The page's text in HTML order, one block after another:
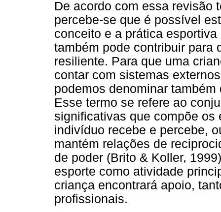
De acordo com essa revisão
percebe-se que é possível
conceito e a prática
também pode contribuir para
resiliente. Para que uma
contar com sistemas
podemos denominar
Esse termo se refere ao
significativas que compõe os
indivíduo recebe e percebe,
mantém relações de
de poder (Brito & Koller,
esporte como atividade
criança encontrará apoio,
profissionais.